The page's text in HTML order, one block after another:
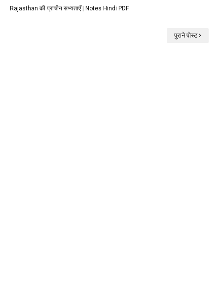
Rajasthan की प्राचीन सभ्यताएँ | Notes Hindi PDF
पुराने पोस्ट